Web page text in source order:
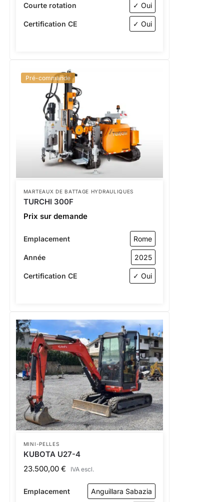
Courte rotation ✓ Oui
Certification CE ✓ Oui
Pré-commande
MARTEAUX DE BATTAGE HYDRAULIQUES
TURCHI 300F
Prix sur demande
Emplacement Rome
Année 2025
Certification CE ✓ Oui
MINI-PELLES
KUBOTA U27-4
23.500,00 € IVA escl.
Emplacement Anguillara Sabazia